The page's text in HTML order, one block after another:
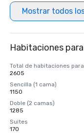
Mostrar todos
Habitaciones
Total de habitaciones
2605
Sencilla (1 cama)
1150
Doble (2 camas)
1285
Suites
170